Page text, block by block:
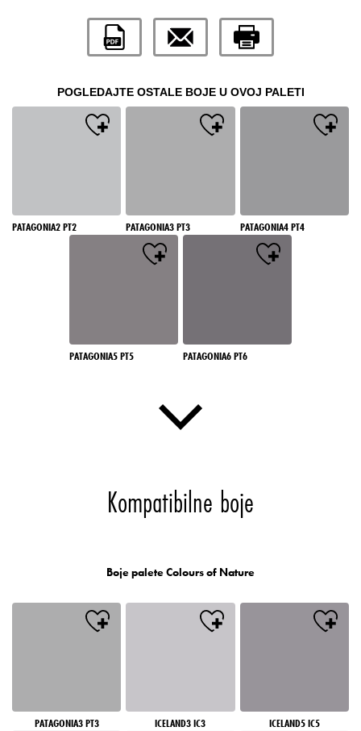
POGLEDAJTE OSTALE BOJE U OVOJ PALETI
PATAGONIA2 PT2 PATAGONIA3 PT3 PATAGONIA4 PT4
PATAGONIA5 PT5 PATAGONIA6 PT6
Kompatibilne boje
Boje palete Colours of Nature
PATAGONIA3 PT3 ICELAND3 IC3 ICELAND5 IC5